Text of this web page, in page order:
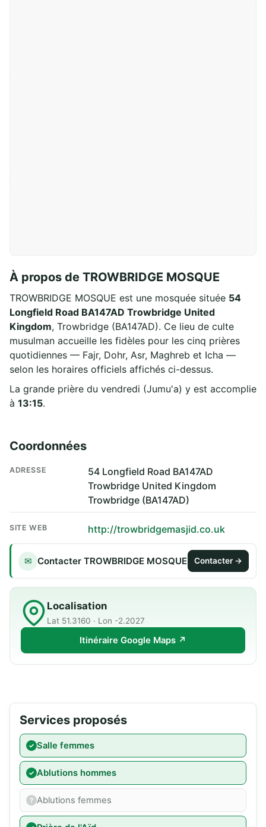
À propos de TROWBRIDGE MOSQUE
TROWBRIDGE MOSQUE est une mosquée située 54
Longfield Road BA147AD Trowbridge United
Kingdom, Trowbridge (BA147AD). Ce lieu de culte
musulman accueille les fidèles pour les cinq prières
quotidiennes — Fajr, Dohr, Asr, Maghreb et Icha —
selon les horaires officiels affichés ci-dessus.
La grande prière du vendredi (Jumu'a) y est accomplie
à 13:15.
Coordonnées
ADRESSE
54 Longfield Road BA147AD
Trowbridge United Kingdom
Trowbridge (BA147AD)
SITE WEB http://trowbridgemasjid.co.uk
✉ Contacter TROWBRIDGE MOSQUE Contacter →
Localisation
Lat 51.3160 · Lon -2.2027
Itinéraire Google Maps ↗
Services proposés
Salle femmes
Ablutions hommes
Ablutions femmes